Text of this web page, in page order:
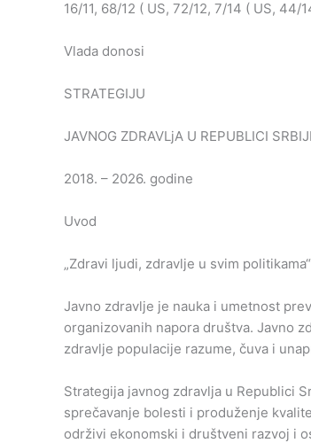
16/11, 68/12 ( US, 72/12, 7/14 ( US, 44/
Vlada donosi
STRATEGIJU
JAVNOG ZDRAVLjA U REPUBLICI SRBIJI
2018. – 2026. godine
Uvod
„Zdravi ljudi, zdravlje u svim politikama“
Javno zdravlje je nauka i umetnost
organizovanih napora društva. Javno
zdravlje populacije razume, čuva i
Strategija javnog zdravlja u Republici
sprečavanje bolesti i produženje
održivi ekonomski i društveni razvoj i